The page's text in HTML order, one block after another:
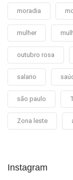
moradia
mulher
outubro rosa
salario
são paulo
Zona leste
Instagram